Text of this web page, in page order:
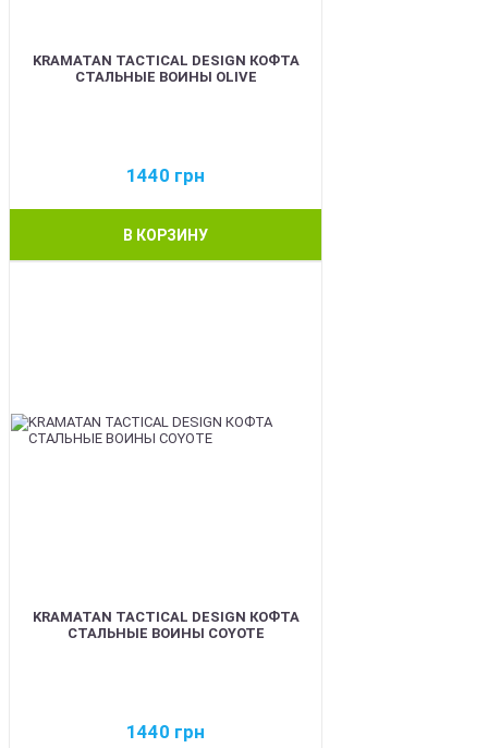
KRAMATAN TACTICAL DESIGN КОФТА
СТАЛЬНЫЕ ВОИНЫ OLIVE
1440 грн
В КОРЗИНУ
KRAMATAN TACTICAL DESIGN КОФТА
СТАЛЬНЫЕ ВОИНЫ COYOTE
1440 грн